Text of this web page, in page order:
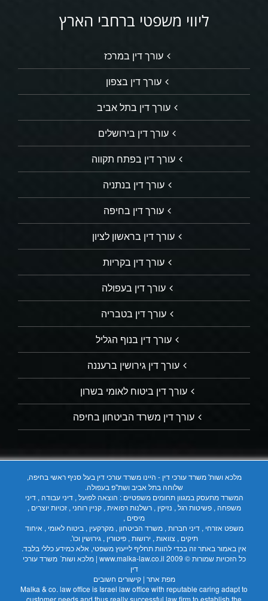
ליווי משפטי ברחבי הארץ
עורך דין במרכז
עורך דין בצפון
עורך דין בתל אביב
עורך דין בירושלים
עורך דין בפתח תקווה
עורך דין בנתניה
עורך דין בחיפה
עורך דין בראשון לציון
עורך דין בקריות
עורך דין בעפולה
עורך דין בטבריה
עורך דין בנוף הגליל
עורך דין גירושין ברעננה
עורך דין ביטוח לאומי בשרון
עורך דין משרד הביטחון בחיפה
מלכא ושות' משרד עורכי דין - היינו משרד עורכי דין בעל סניף ראשי בחיפה,
שלוחה בתל אביב ושת"פ בעפולה.
המשרד מתעסק במגוון תחומים משפטיים : הוצאה לפועל , דיני עבודה , דיני
משפחה , פשיטות רגל , נזיקין , רשלנות רפואית , קניין רוחני , זכויות יוצרים ,
מיסים ,
משפט אזרחי , דיני חברות , משרד הביטחון , מקרקעין , ביטוח לאומי , איחוד
תיקים , צוואות , ירושות , פיטורין , גירושין וכו'.
אין באמור באתר זה בכדי להוות תחליף לייעוץ משפטי, אלא כמידע כללי בלבד.
כל הזכויות שמורות © 2009
www.malka-law.co.il | מלכא ושות´ משרד עורכי
דין
מפת אתר |קישורים חשובים
Malka & co. law office is Israel law office with reputable caring adapt to